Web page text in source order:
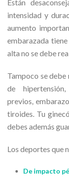
Están
intensidad y
aumento
embarazada
alta no se debe
Tampoco se
de
previos,
tiroides. Tu
debes además
Los deportes que
De impacto